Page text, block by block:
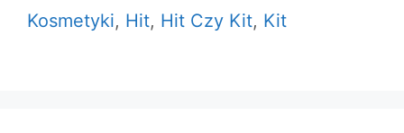
Kosmetyki, Hit, Hit Czy Kit, Kit